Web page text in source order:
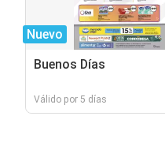
Nuevo
Buenos Días
Válido por 5 días